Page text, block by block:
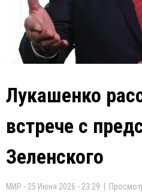
Лукашенко
встрече с
Зеленского
МИР - 25 Июня 2026 - 23:29 |